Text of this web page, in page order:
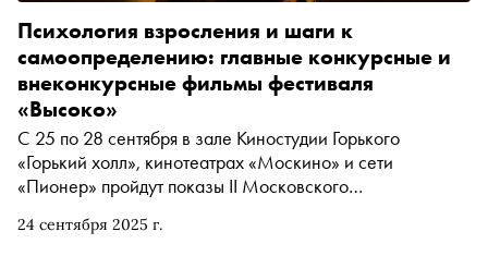
24 сентября 2025 г.
Психология взросления и шаги к
самоопределению: главные конкурсные и
внеконкурсные фильмы фестиваля
«Высоко»
С 25 по 28 сентября в зале Киностудии Горького
«Горький холл», кинотеатрах «Москино» и сети
«Пионер» пройдут показы II Московского
полусотни игровых, документальных, анимационных,